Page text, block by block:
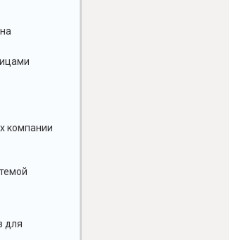
компании
для